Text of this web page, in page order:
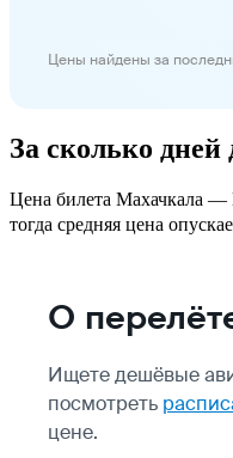
Цены найдены за
За сколько
Цена билета Махачкала —
тогда средняя цена
О
Ищете дешёвые
посмотреть
цене.